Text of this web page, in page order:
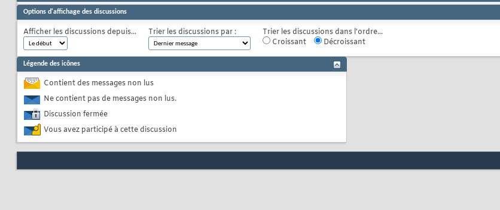
Options d'affichage des discussions
Afficher les discussions depuis... Trier les discussions par :
Trier les discussions dans l'ordre...
Croissant
Décroissant
Légende des icônes
Contient des messages non lus
Ne contient pas de messages non lus.
Discussion fermée
Vous avez participé à cette discussion